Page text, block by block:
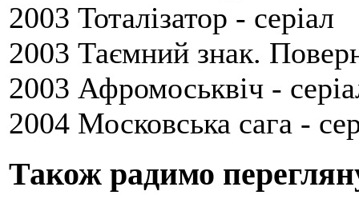
2003 Тоталізатор - серіал
2003 Таємний знак.
2003 Афромоськвіч -
2004 Московська сага -
Також радимо